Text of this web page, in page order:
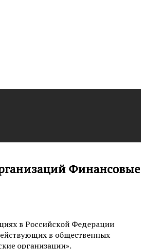
Финансовые
в Российской Федерации
в общественных
организации».